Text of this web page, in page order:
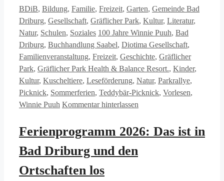
Kategorien
BDiB, Bildung, Familie, Freizeit, Garten, Gemeinde Bad
Driburg, Gesellschaft, Gräflicher Park, Kultur, Literatur,
Natur, Schulen, Soziales Schlagwörter
100 Jahre Winnie Puuh, Bad
Driburg, Buchhandlung Saabel, Diotima Gesellschaft,
Familienveranstaltung, Freizeit, Geschichte, Gräflicher
Park, Gräflicher Park Health & Balance Resort., Kinder,
Kultur, Kuscheltiere, Leseförderung, Natur, Parkrallye,
Picknick, Sommerferien, Teddybär-Picknick, Vorlesen,
Winnie Puuh Kommentar hinterlassen
Ferienprogramm 2026: Das ist in
Bad Driburg und den
Ortschaften los